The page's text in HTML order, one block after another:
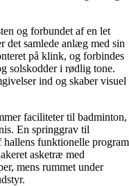
og forbundet af en let
det samlede anlæg med sin
på klink, og forbindes
solskodder i rødlig tone.
ind og skaber visuel
faciliteter til badminton,
En springgrav til
hallens funktionelle
asketræ med
mens rummet under